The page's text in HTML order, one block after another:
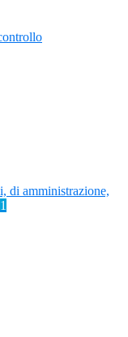
di amministrazione,
1